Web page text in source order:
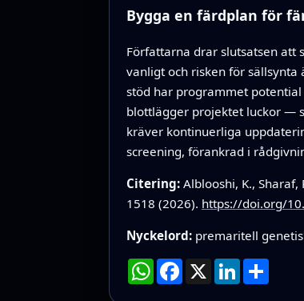
Bygga en färdplan för
Författarna drar slutsatsen att
vanligt och risken för
stöd har programmet
blottlägger projektet luckor —
kräver kontinuerliga
screening, förankrad i
Citering: Alblooshi, K., Sharaf,
1518 (2026). https://doi.org/
Nyckelord: premaritell
WhatsApp
Facebook
X LinkedIn
Dela